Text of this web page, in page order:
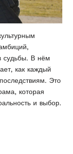
судьбы. В нём
как каждый
Это
которая
и выбор.